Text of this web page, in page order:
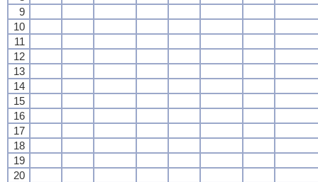
9
10
11
12
13
14
15
16
17
18
19
20
9
10
11
12
13
14
15
16
17
18
19
20
9
10
11
12
13
14
15
16
17
18
19
20
9
10
11
12
13
14
15
16
17
18
19
20